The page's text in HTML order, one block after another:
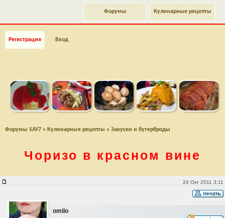
Кулинарные рецепты
Форумы
Регистрация Вход
Форумы SAY7 » Кулинарные рецепты » Закуски и бутерброды
Чоризо в красном вине
24 Окт 2011 3:11
omilo